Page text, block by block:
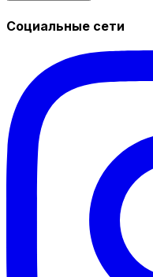
Социальные сети